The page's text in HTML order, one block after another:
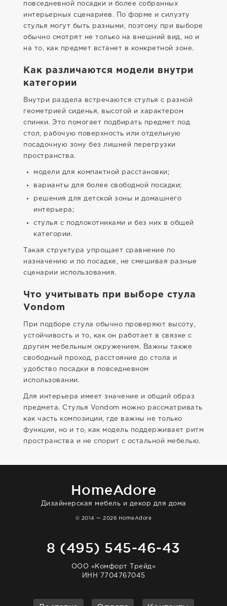
повседневной посадки и более собранных
интерьерных сценариев. По форме и силуэту
стулья могут быть разными, поэтому при выборе
обычно смотрят не только на внешний вид, но и
на то, как предмет встанет в конкретной зоне.
Как различаются модели внутри
категории
Внутри раздела встречаются стулья с разной
геометрией сиденья, высотой и характером
спинки. Это помогает подбирать предмет под
стол, рабочую поверхность или отдельную
посадочную зону без лишней перегрузки
пространства.
модели для компактной расстановки;
варианты для более свободной посадки;
решения для детской зоны и домашнего
интерьера;
стулья с подлокотниками и без них в общей
категории.
Такая структура упрощает сравнение по
назначению и по посадке, не смешивая разные
сценарии использования.
Что учитывать при выборе стула
Vondom
При подборе стула обычно проверяют высоту,
устойчивость и то, как он работает в связке с
другим мебельным окружением. Важны также
свободный проход, расстояние до стола и
удобство посадки в повседневном
использовании.
Для интерьера имеет значение и общий образ
предмета. Стулья Vondom можно рассматривать
как часть композиции, где важны не только
функции, но и то, как модель поддерживает ритм
пространства и не спорит с остальной мебелью.
HomeAdore
Дизайнерская мебель и декор для дома
© 2014 — 2026 HomeAdore
8 (495) 545-46-43
ООО «Комфорт Трейд»
ИНН 7704767045